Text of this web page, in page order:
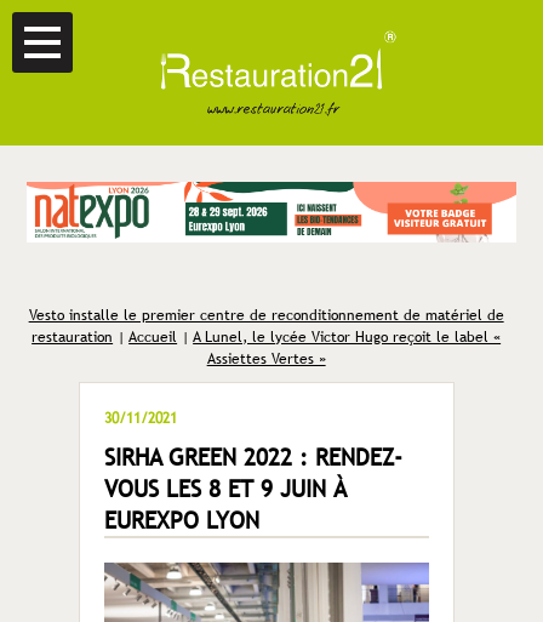
Vesto installe le premier centre de reconditionnement de matériel de
restauration |Accueil |A Lunel, le lycée Victor Hugo reçoit le label «
Assiettes Vertes »
30/11/2021
SIRHA GREEN 2022 : RENDEZ-
VOUS LES 8 ET 9 JUIN À
EUREXPO LYON